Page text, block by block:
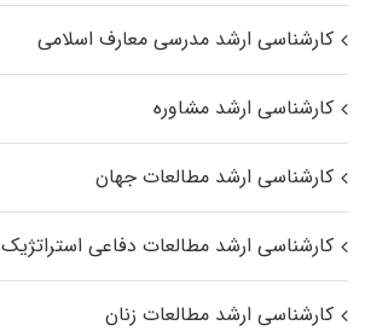
کارشناسی ارشد مدرسی معارف اسلامی
کارشناسی ارشد مشاوره
کارشناسی ارشد مطالعات جهان
کارشناسی ارشد مطالعات دفاعی استراتژیک
کارشناسی ارشد مطالعات زنان